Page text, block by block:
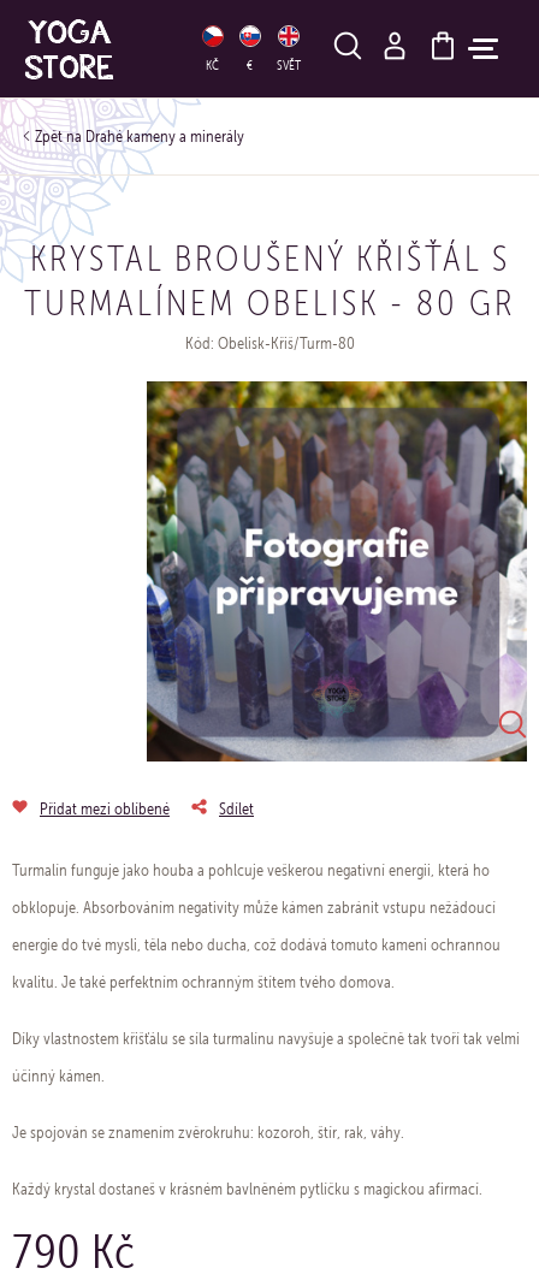
KČ € SVĚT
HLEDAT
Drahé kameny a minerály
KRYSTAL BROUŠENÝ KŘIŠŤÁL S
TURMALÍNEM OBELISK - 80 GR
Kód: Obelisk-Křiš/Turm-80
Přidat mezi oblíbené Sdílet
Turmalín funguje jako houba a pohlcuje veškerou negativní energii, která ho
obklopuje. Absorbováním negativity může kámen zabránit vstupu nežádoucí
energie do tvé mysli, těla nebo ducha, což dodává tomuto kameni ochrannou
kvalitu. Je také perfektním ochranným štítem tvého domova.
Díky vlastnostem křišťálu se síla turmalínu navyšuje a společně tak tvoří tak velmi
účinný kámen.
Je spojován se znamením zvěrokruhu: kozoroh, štír, rak, váhy.
Každý krystal dostaneš v krásném bavlněném pytlíčku s magickou afirmací.
790 Kč